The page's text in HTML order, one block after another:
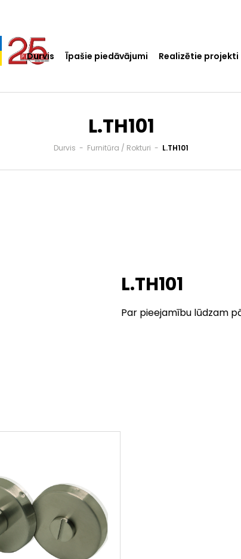
Durvis Īpašie piedāvājumi Realizētie projekti
L.TH101
Durvis - Furnitūra / Rokturi - L.TH101
L.TH101
Par pieejamību lūdzam